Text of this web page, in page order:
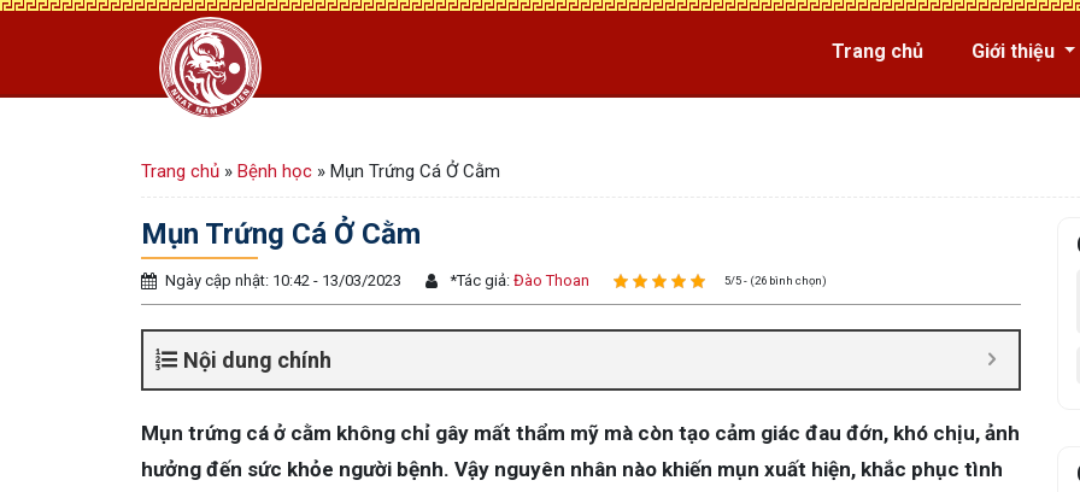
Trang chủ Giới thiệu
Trang chủ » Bệnh học » Mụn Trứng Cá Ở Cằm
Mụn Trứng Cá Ở Cằm
Ngày cập nhật: 10:42 - 13/03/2023 *Tác giả: Đào Thoan 5/5 - (26 bình chọn)
Nội dung chính
Mụn trứng cá ở cằm không chỉ gây mất thẩm mỹ mà còn tạo cảm giác đau đớn, khó chịu, ảnh
hưởng đến sức khỏe người bệnh. Vậy nguyên nhân nào khiến mụn xuất hiện, khắc phục tình